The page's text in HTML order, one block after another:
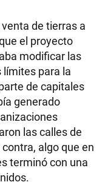
de tierras a
el proyecto
modificar las
para la
de capitales
generado
las calles de
algo que en
terminó con una